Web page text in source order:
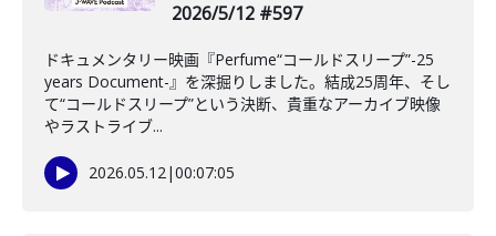
2026/5/12 #597
ドキュメンタリー映画『Perfume“コールドスリープ”-25
years Document-』を深掘りしました。結成25周年、そし
て“コールドスリープ”という決断、貴重なアーカイブ映像
やラストライブ...
2026.05.12|00:07:05